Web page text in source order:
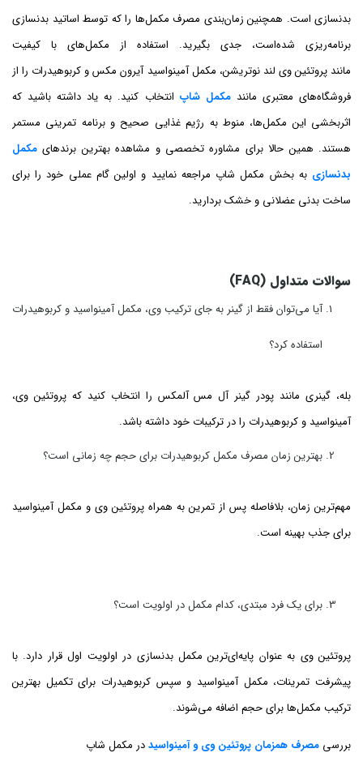
بدنسازی است. همچنین زمان‌بندی مصرف مکمل‌ها را که توسط اساتید بدنسازی
برنامه‌ریزی شده‌است، جدی بگیرید. استفاده از مکمل‌های با کیفیت
مانند پروتئین وی لند نوتریشن، مکمل آمینواسید آیرون مکس و کربوهیدرات را از
فروشگاه‌های معتبری مانندمکمل شاپ انتخاب کنید. به یاد داشته باشید که
اثربخشی این مکمل‌ها، منوط به رژیم غذایی صحیح و برنامه تمرینی مستمر
هستند. همین حالا برای مشاوره تخصصی و مشاهده بهترین برندهای مکمل
بدنسازی به بخش مکمل شاپ مراجعه نمایید و اولین گام عملی خود را برای
ساخت بدنی عضلانی و خشک بردارید.
سوالات متداول (FAQ
)
آیا می‌توان فقط از گینر به جای ترکیب وی، مکمل آمینواسید و کربوهیدرات
استفاده کرد؟
بله، گینری مانند پودر گینر آل مس آلمکس را انتخاب کنید که پروتئین وی،
آمینواسید و کربوهیدرات را در ترکیبات خود داشته باشد.
بهترین زمان مصرف مکمل کربوهیدرات برای حجم چه زمانی است؟
مهم‌ترین زمان، بلافاصله پس از تمرین به همراه پروتئین وی و مکمل آمینواسید
برای جذب بهینه است.
برای یک فرد مبتدی، کدام مکمل در اولویت است؟
پروتئین وی به عنوان پایه‌ای‌ترین مکمل بدنسازی در اولویت اول قرار دارد. با
پیشرفت تمرینات، مکمل آمینواسید و سپس کربوهیدرات برای تکمیل بهترین
ترکیب مکمل‌ها برای حجم اضافه می‌شوند.
بررسی مصرف همزمان پروتئین وی و آمینواسیددر مکمل شاپ